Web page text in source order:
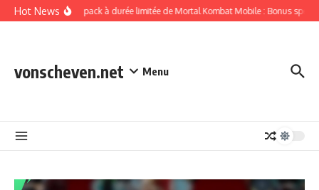
Skip to content
Hot NewsOffres de pack à durée limitée de Mortal Kombat Mobile : Bonus
vonscheven.net Menu